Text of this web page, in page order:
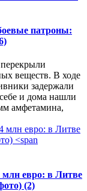
патроны:
веществ. В ходе
задержали
и дома нашли
амфетамина,
евро: в Литве
(2)